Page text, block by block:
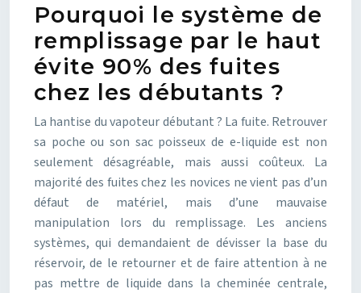
Pourquoi le système de
remplissage par le haut
évite 90% des fuites
chez les débutants ?
La hantise du vapoteur débutant ? La fuite. Retrouver
sa poche ou son sac poisseux de e-liquide est non
seulement désagréable, mais aussi coûteux. La
majorité des fuites chez les novices ne vient pas d’un
défaut de matériel, mais d’une mauvaise
manipulation lors du remplissage. Les anciens
systèmes, qui demandaient de dévisser la base du
réservoir, de le retourner et de faire attention à ne
pas mettre de liquide dans la cheminée centrale,